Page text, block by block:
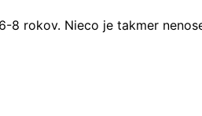
8 rokov. Nieco je takmer